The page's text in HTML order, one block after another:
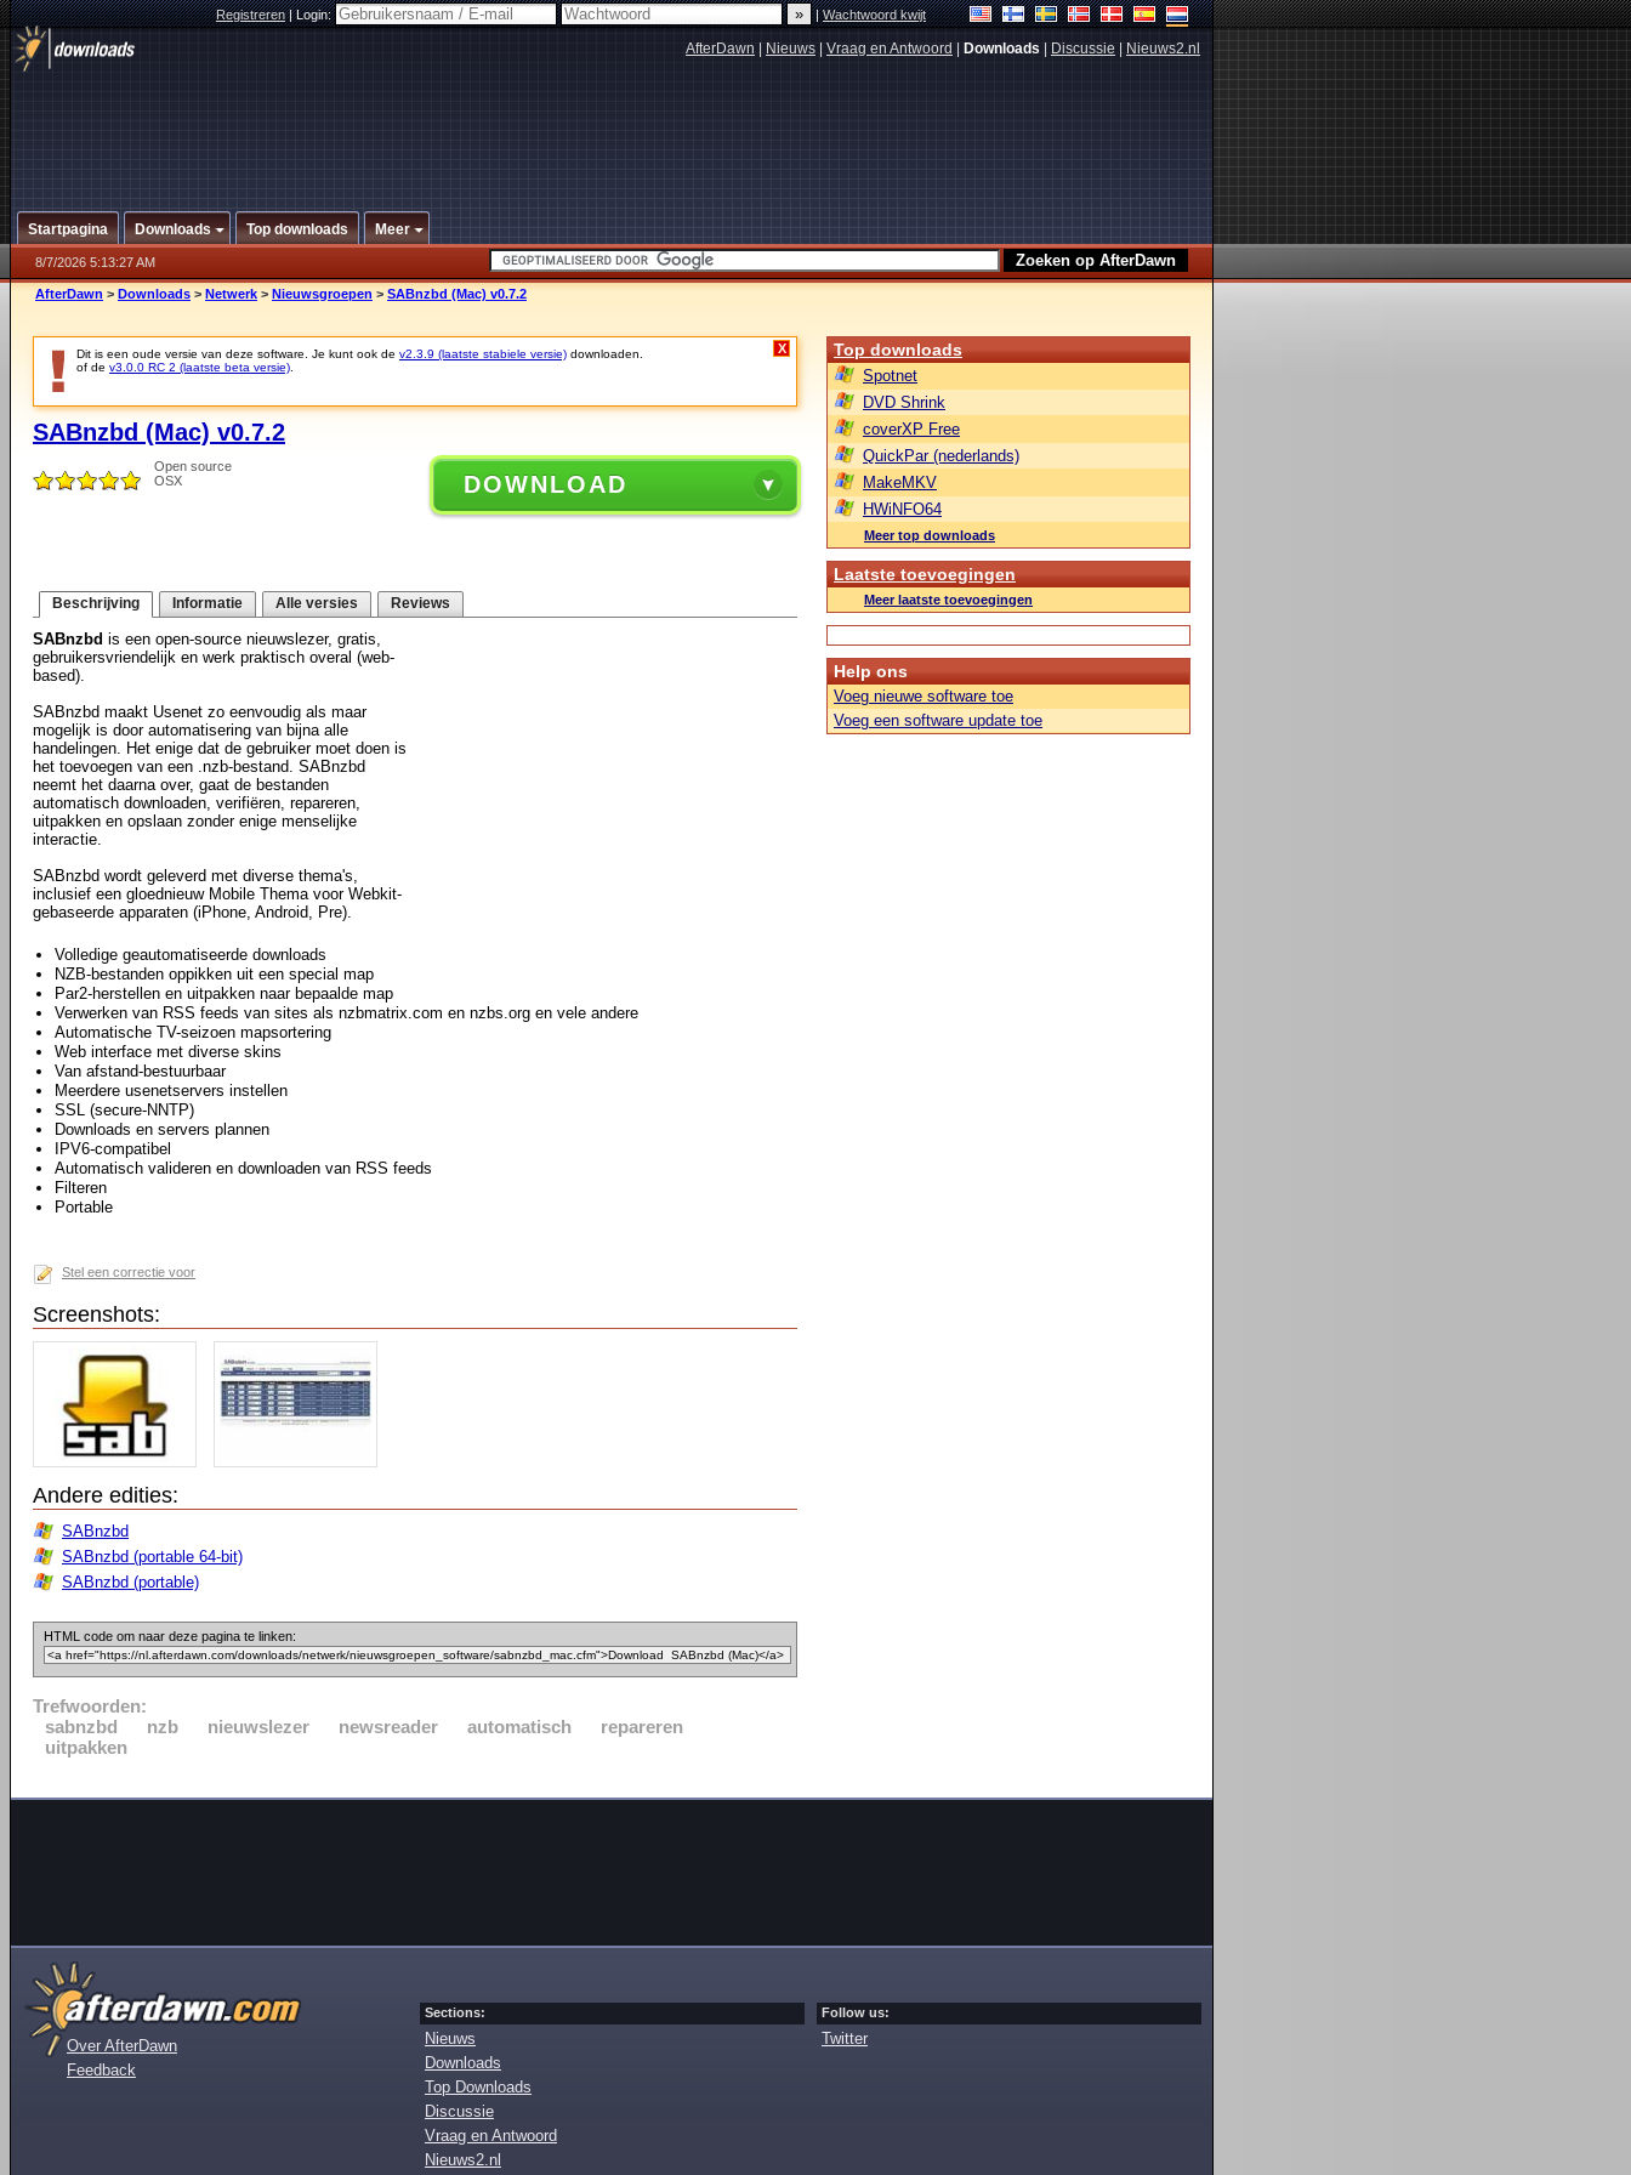
Registreren|Login: |Wachtwoord kwijt
AfterDawn Nieuws Vraag en Antwoord Downloads Discussie Nieuws2.nl
Startpagina Downloads Top downloads Meer
8/7/2026 5:13:27 AM
AfterDawn > Downloads > Netwerk > Nieuwsgroepen > SABnzbd (Mac) v0.7.2
Dit is een oude versie van deze software. Je kunt ook de v2.3.9 (laatste stabiele versie) downloaden.
of de v3.0.0 RC 2 (laatste beta versie)
X
SABnzbd (Mac) v0.7.2
Open source
OSX
DOWNLOAD
Beschrijving Informatie Alle versies Reviews
SABnzbd is een open-source nieuwslezer, gratis,
gebruikersvriendelijk en werk praktisch overal (web-
based).
SABnzbd maakt Usenet zo eenvoudig als maar
mogelijk is door automatisering van bijna alle
handelingen. Het enige dat de gebruiker moet doen is
het toevoegen van een .nzb-bestand. SABnzbd
neemt het daarna over, gaat de bestanden
automatisch downloaden, verifiëren, repareren,
uitpakken en opslaan zonder enige menselijke
interactie.
SABnzbd wordt geleverd met diverse thema's,
inclusief een gloednieuw Mobile Thema voor Webkit-
gebaseerde apparaten (iPhone, Android, Pre).
Volledige geautomatiseerde downloads
NZB-bestanden oppikken uit een special map
Par2-herstellen en uitpakken naar bepaalde map
Verwerken van RSS feeds van sites als nzbmatrix.com en nzbs.org en vele andere
Automatische TV-seizoen mapsortering
Web interface met diverse skins
Van afstand-bestuurbaar
Meerdere usenetservers instellen
SSL (secure-NNTP)
Downloads en servers plannen
IPV6-compatibel
Automatisch valideren en downloaden van RSS feeds
Filteren
Portable
Stel een correctie voor
Screenshots:
Andere edities:
SABnzbd
SABnzbd (portable 64-bit)
SABnzbd (portable)
HTML code om naar deze pagina te linken:
Trefwoorden:
sabnzbd
nzb nieuwslezer newsreader automatisch
repareren
uitpakken
Top downloads
Spotnet
DVD Shrink
coverXP Free
QuickPar (nederlands)
MakeMKV
HWiNFO64
Meer top downloads
Laatste toevoegingen
Meer laatste toevoegingen
Help ons
Voeg nieuwe software toe
Voeg een software update toe
Over AfterDawn
Feedback
Sections:
Nieuws
Downloads
Top Downloads
Discussie
Vraag en Antwoord
Nieuws2.nl
Follow us:
Twitter